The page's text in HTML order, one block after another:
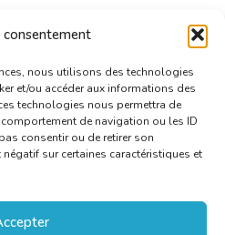
consentement
nous utilisons des technologies
et/ou accéder aux informations des
technologies nous permettra de
de navigation ou les ID
consentir ou de retirer son
sur certaines caractéristiques et